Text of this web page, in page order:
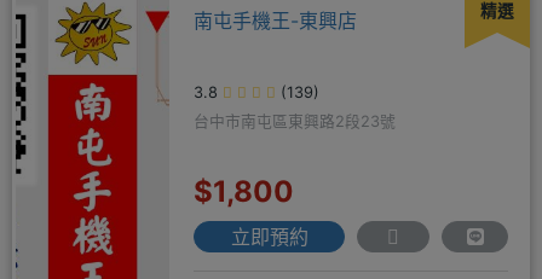
精選
南屯手機王-東興店
3.8
(139)
台中市南屯區東興路2段23號
$1,800
立即預約